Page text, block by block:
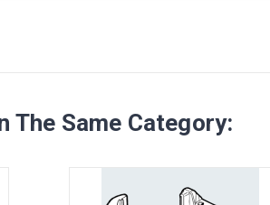
The Same Category: